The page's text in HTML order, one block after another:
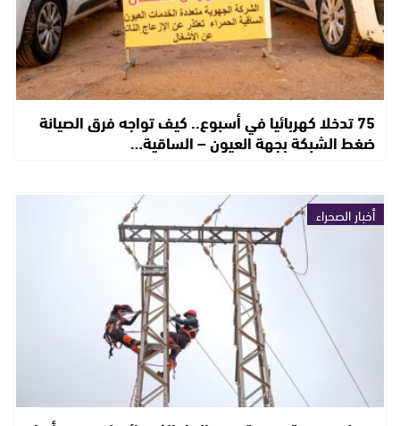
75 تدخلا كهربائيا في أسبوع.. كيف تواجه فرق الصيانة
ضغط الشبكة بجهة العيون – الساقية…
أخبار الصحراء